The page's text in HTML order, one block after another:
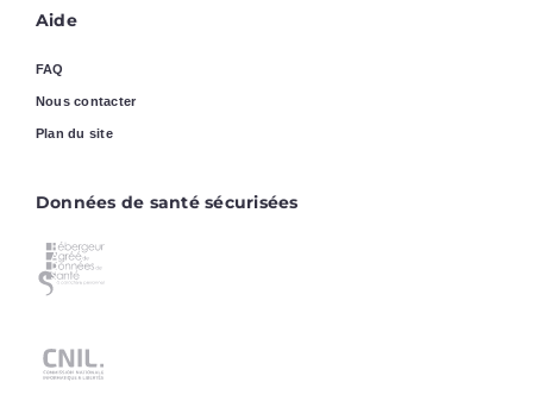
Aide
FAQ
Nous contacter
Plan du site
Données de santé sécurisées